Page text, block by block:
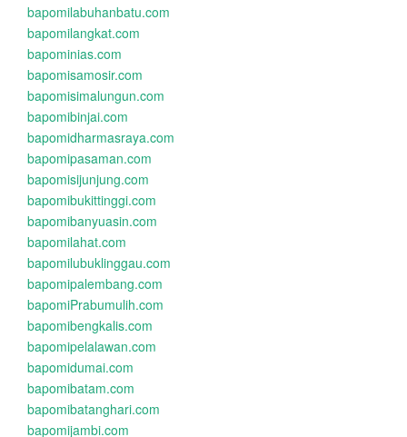
bapomilabuhanbatu.com
bapomilangkat.com
bapominias.com
bapomisamosir.com
bapomisimalungun.com
bapomibinjai.com
bapomidharmasraya.com
bapomipasaman.com
bapomisijunjung.com
bapomibukittinggi.com
bapomibanyuasin.com
bapomilahat.com
bapomilubuklinggau.com
bapomipalembang.com
bapomiPrabumulih.com
bapomibengkalis.com
bapomipelalawan.com
bapomidumai.com
bapomibatam.com
bapomibatanghari.com
bapomijambi.com